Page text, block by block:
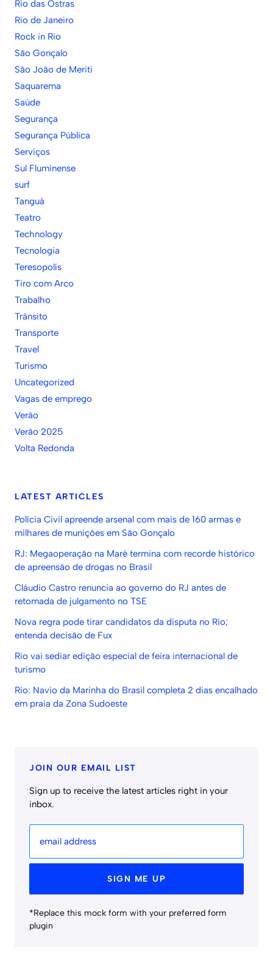
Rio das Ostras
Rio de Janeiro
Rock in Rio
São Gonçalo
São João de Meriti
Saquarema
Saúde
Segurança
Segurança Pública
Serviços
Sul Fluminense
surf
Tanguá
Teatro
Technology
Tecnologia
Teresopolís
Tiro com Arco
Trabalho
Trânsito
Transporte
Travel
Turismo
Uncategorized
Vagas de emprego
Verão
Verão 2025
Volta Redonda
LATEST ARTICLES
Polícia Civil apreende arsenal com mais de 160 armas e
milhares de munições em São Gonçalo
RJ: Megaoperação na Maré termina com recorde histórico
de apreensão de drogas no Brasil
Cláudio Castro renuncia ao governo do RJ antes de
retomada de julgamento no TSE
Nova regra pode tirar candidatos da disputa no Rio;
entenda decisão de Fux
Rio vai sediar edição especial de feira internacional de
turismo
Rio: Navio da Marinha do Brasil completa 2 dias encalhado
em praia da Zona Sudoeste
JOIN OUR EMAIL LIST
Sign up to receive the latest articles right in your
inbox.
email address
SIGN ME UP
*Replace this mock form with your preferred form
plugin